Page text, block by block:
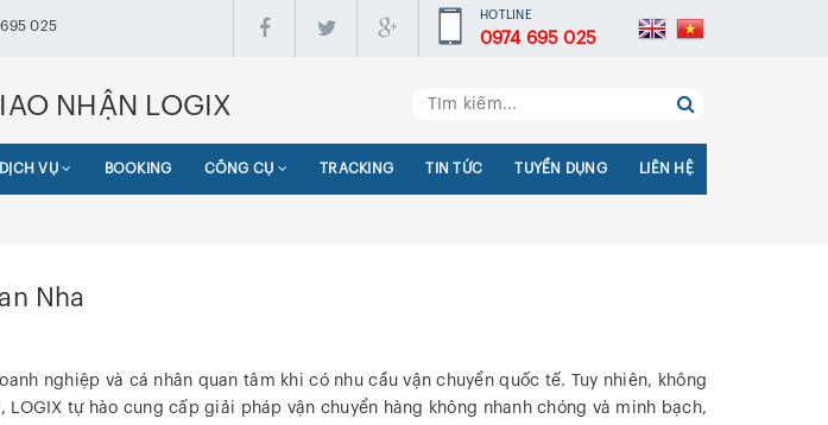
025
HOTLINE
0974 695 025
NHẬN LOGIX
DỊCH VỤ BOOKING CÔNG CỤ TRACKING TIN TỨC TUYỂN DỤNG LIÊN HỆ
Nha
nghiệp và cá nhân quan tâm khi có nhu cầu vận chuyển quốc tế. Tuy nhiên, không
tự hào cung cấp giải pháp vận chuyển hàng không nhanh chóng và minh bạch,